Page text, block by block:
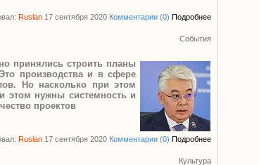
Ruslan 17 сентября 2020 Комментарии (0) Подробнее
События
принялись строить планы
производства и в сфере
Но насколько при этом
этом нужны системность и
проектов
Ruslan 17 сентября 2020 Комментарии (0) Подробнее
Культура